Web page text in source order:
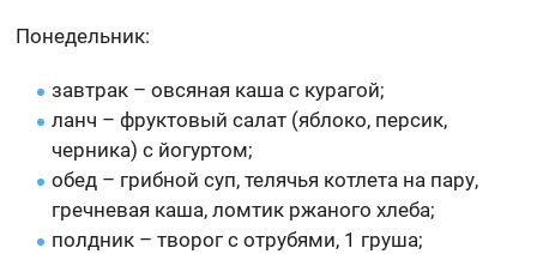
Понедельник:
завтрак – овсяная каша с курагой;
ланч – фруктовый салат (яблоко, персик,
черника) с йогуртом;
обед – грибной суп, телячья котлета на пару,
гречневая каша, ломтик ржаного хлеба;
полдник – творог с отрубями, 1 груша;